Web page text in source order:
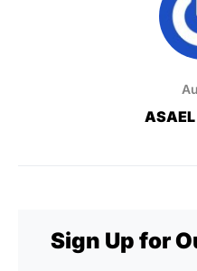
ASAEL
Sign Up for